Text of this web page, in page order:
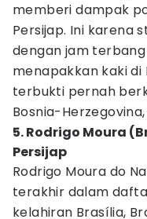
memberi dampak
Persijap. Ini karena
dengan jam
menapakkan kaki di
terbukti pernah
Bosnia-
5. Rodrigo Moura
Persijap
Rodrigo Moura do
terakhir dalam
kelahiran Brasília,